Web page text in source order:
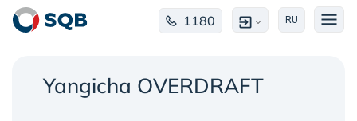
1180 RU
Yangicha OVERDRAFT